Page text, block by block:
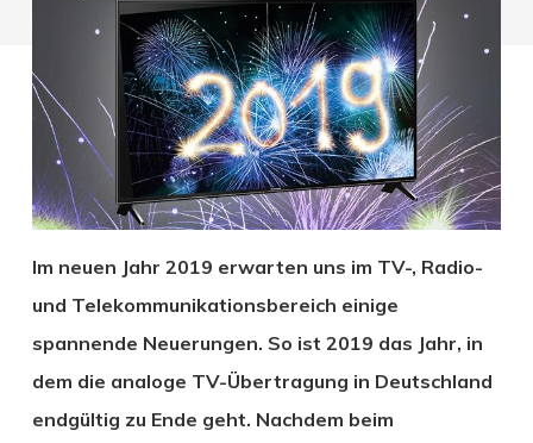
Im neuen Jahr 2019 erwarten uns im TV-, Radio-
und Telekommunikationsbereich einige
spannende Neuerungen. So ist 2019 das Jahr, in
dem die analoge TV-Übertragung in Deutschland
endgültig zu Ende geht. Nachdem beim